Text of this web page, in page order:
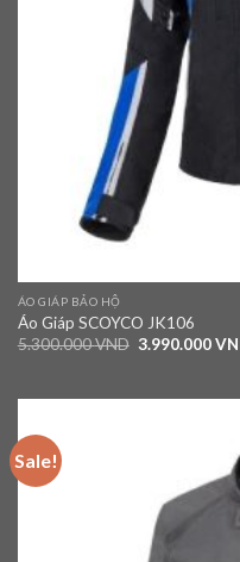
ÁO GIÁP BẢO HỘ
Áo Giáp SCOYCO JK106
5.300.000VND 3.990.000
Sale!